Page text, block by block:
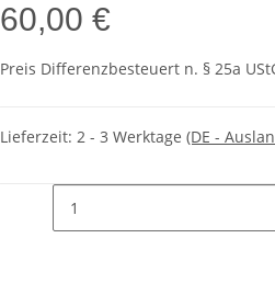
60,00 €
Preis Differenzbesteuert n. § 25a
Lieferzeit:2 - 3 Werktage(DE -